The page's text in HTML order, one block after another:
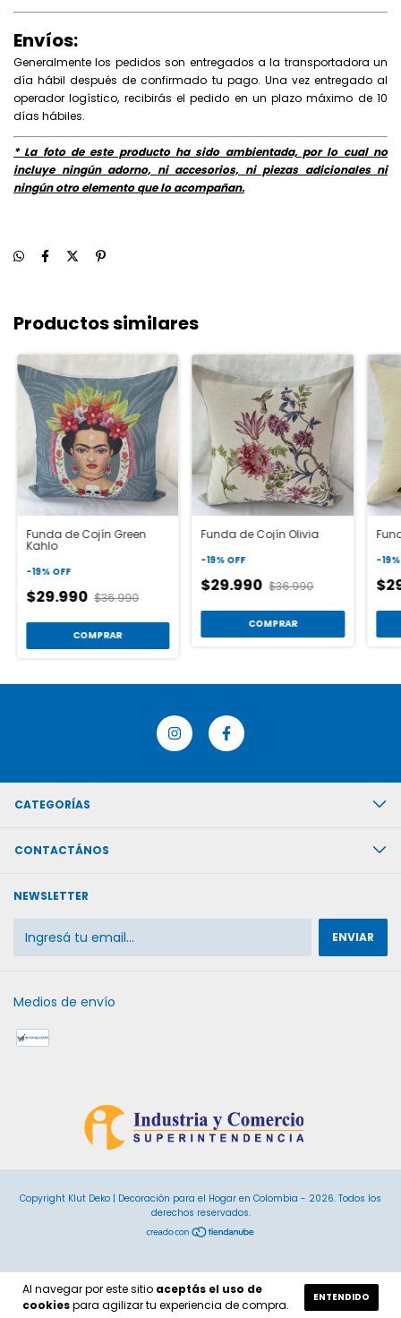
Al navegar por este sitio aceptás el uso de
cookiespara agilizar tu experiencia de compra.
ENTENDIDO
Envíos:
Generalmente los pedidos son entregados a la transportadora un
día hábil después de confirmado tu pago. Una vez entregado al
operador logístico, recibirás el pedido en un plazo máximo de 10
días hábiles.
* La foto de este producto ha sido ambientada, por lo cual no
incluye ningún adorno, ni accesorios, ni piezas adicionales ni
ningún otro elemento que lo acompañan.
Productos similares
Funda de Cojín Green
Kahlo
-19% OFF
$29.990 $36.990
COMPRAR
Funda de Cojín Olivia
-19% OFF
$29.990 $36.990
COMPRAR
-19
CATEGORÍAS
CONTACTÁNOS
NEWSLETTER
Medios de envío
Copyright Klut Deko | Decoración para el Hogar en Colombia - 2026. Todos los
derechos reservados.